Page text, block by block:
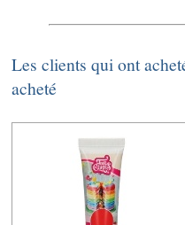
Les clients qui ont
acheté